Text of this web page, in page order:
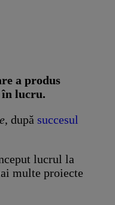
a produs
în lucru.
, după succesul
lucrul la
multe proiecte